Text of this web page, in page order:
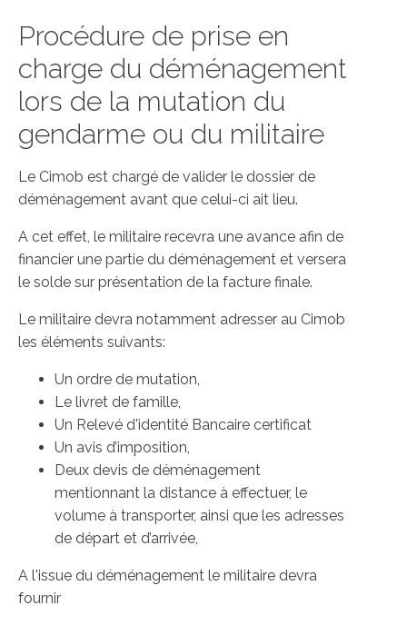
Procédure de prise en
charge du déménagement
lors de la mutation du
gendarme ou du militaire
Le Cimob est chargé de valider le dossier de
déménagement avant que celui-ci ait lieu.
A cet effet, le militaire recevra une avance afin de
financier une partie du déménagement et versera
le solde sur présentation de la facture finale.
Le militaire devra notamment adresser au Cimob
les éléments suivants:
Un ordre de mutation,
Le livret de famille,
Un Relevé d'identité Bancaire certificat
Un avis d’imposition,
Deux devis de déménagement
mentionnant la distance à effectuer, le
volume à transporter, ainsi que les adresses
de départ et d’arrivée,
A l'issue du déménagement le militaire devra
fournir